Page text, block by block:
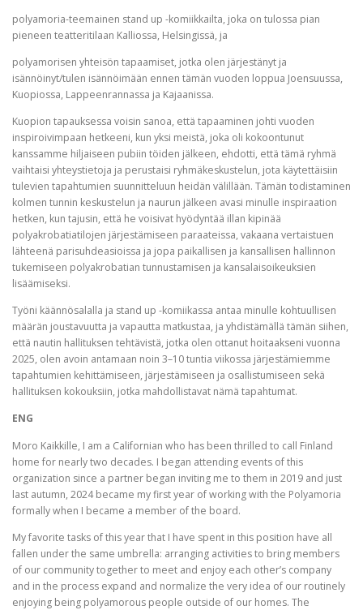
polyamoria-teemainen stand up -komiikkailta, joka on tulossa pian
pieneen teatteritilaan Kalliossa, Helsingissä, ja
polyamorisen yhteisön tapaamiset, jotka olen järjestänyt ja
isännöinyt/tulen isännöimään ennen tämän vuoden loppua Joensuussa,
Kuopiossa, Lappeenrannassa ja Kajaanissa.
Kuopion tapauksessa voisin sanoa, että tapaaminen johti vuoden
inspiroivimpaan hetkeeni, kun yksi meistä, joka oli kokoontunut
kanssamme hiljaiseen pubiin töiden jälkeen, ehdotti, että tämä ryhmä
vaihtaisi yhteystietoja ja perustaisi ryhmäkeskustelun, jota käytettäisiin
tulevien tapahtumien suunnitteluun heidän välillään. Tämän todistaminen
kolmen tunnin keskustelun ja naurun jälkeen avasi minulle inspiraation
hetken, kun tajusin, että he voisivat hyödyntää illan kipinää
polyakrobatiatilojen järjestämiseen paraateissa, vakaana vertaistuen
lähteenä parisuhdeasioissa ja jopa paikallisen ja kansallisen hallinnon
tukemiseen polyakrobatian tunnustamisen ja kansalaisoikeuksien
lisäämiseksi.
Työni käännösalalla ja stand up -komiikassa antaa minulle kohtuullisen
määrän joustavuutta ja vapautta matkustaa, ja yhdistämällä tämän siihen,
että nautin hallituksen tehtävistä, jotka olen ottanut hoitaakseni vuonna
2025, olen avoin antamaan noin 3–10 tuntia viikossa järjestämiemme
tapahtumien kehittämiseen, järjestämiseen ja osallistumiseen sekä
hallituksen kokouksiin, jotka mahdollistavat nämä tapahtumat.
ENG
Moro Kaikkille, I am a Californian who has been thrilled to call Finland
home for nearly two decades. I began attending events of this
organization since a partner began inviting me to them in 2019 and just
last autumn, 2024 became my first year of working with the Polyamoria
formally when I became a member of the board.
My favorite tasks of this year that I have spent in this position have all
fallen under the same umbrella: arranging activities to bring members
of our community together to meet and enjoy each other’s company
and in the process expand and normalize the very idea of our routinely
enjoying being polyamorous people outside of our homes. The